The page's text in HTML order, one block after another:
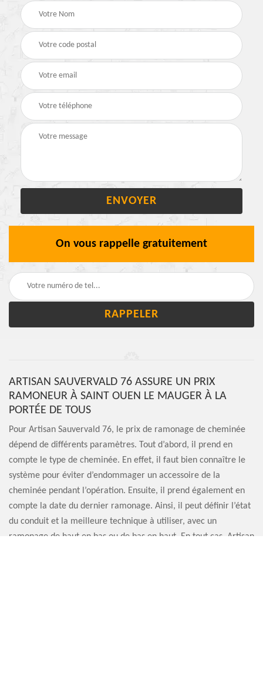
On vous rappelle gratuitement
ARTISAN SAUVERVALD 76 ASSURE UN PRIX
RAMONEUR À SAINT OUEN LE MAUGER À LA
PORTÉE DE TOUS
Pour Artisan Sauvervald 76, le prix de ramonage de cheminée
dépend de différents paramètres. Tout d’abord, il prend en
compte le type de cheminée. En effet, il faut bien connaître le
système pour éviter d’endommager un accessoire de la
cheminée pendant l’opération. Ensuite, il prend également en
compte la date du dernier ramonage. Ainsi, il peut définir l’état
du conduit et la meilleure technique à utiliser, avec un
ramonage de haut en bas ou de bas en haut. En tout cas, Artisan